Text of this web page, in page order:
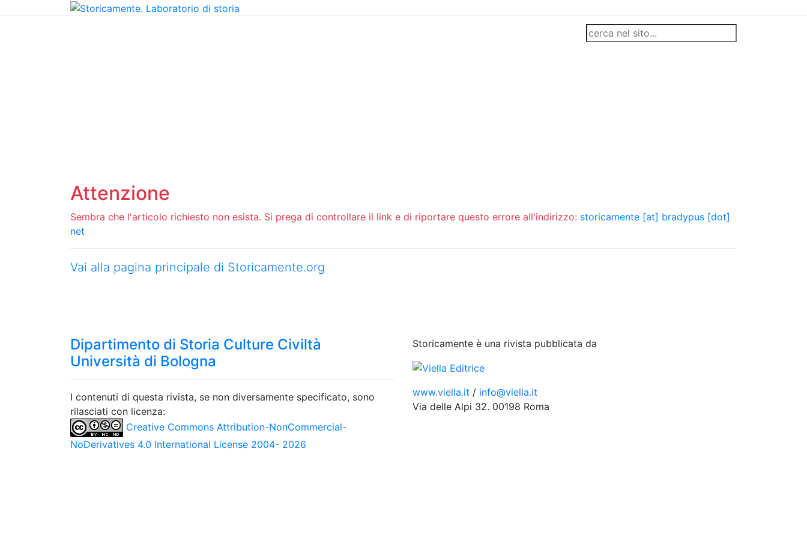
Attenzione
Sembra che l'articolo richiesto non esista. Si prega di controllare il link e di riportare questo errore all'indirizzo: storicamente [at] bradypus [dot]
net
Vai alla pagina principale di Storicamente.org
Dipartimento di Storia Culture Civiltà
Università di Bologna
I contenuti di questa rivista, se non diversamente specificato, sono
rilasciati con licenza:
Creative Commons Attribution-NonCommercial-
NoDerivatives 4.0 International License 2004- 2026
Storicamente è una rivista pubblicata da
www.viella.it / info@viella.it
Via delle Alpi 32. 00198 Roma